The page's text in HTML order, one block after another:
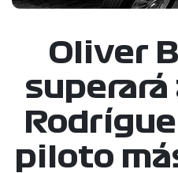
Oliver
superará
piloto